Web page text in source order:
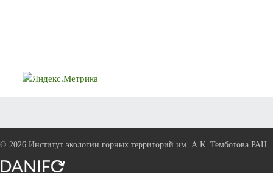
© 2026 Институт экологии горных территорий им. А.К. Темботова РАН